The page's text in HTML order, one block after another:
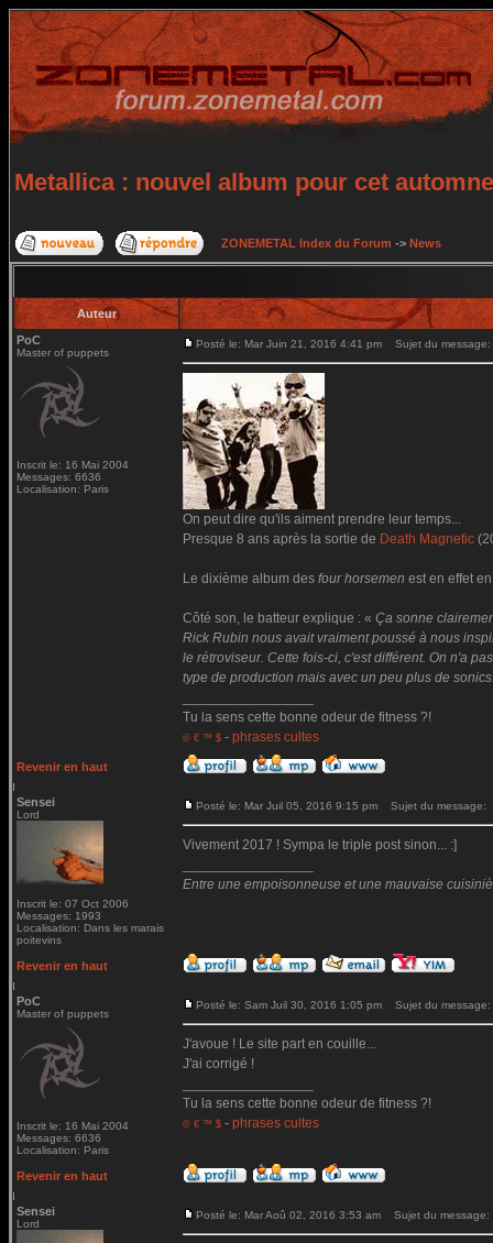
Metallica : nouvel album pour cet automne
ZONEMETAL Index du Forum -> News
Auteur
PoC
Master of puppets
Inscrit le: 16 Mai 2004
Messages: 6636
Localisation: Paris
Posté le: Mar Juin 21, 2016 4:41 pm Sujet du message:
On peut dire qu'ils aiment prendre leur temps...
Presque 8 ans après la sortie de Death Magnetic
Le dixième album des four horsemen est en effet
Côté son, le batteur explique : « Ça sonne
Rick Rubin nous avait vraiment poussé à nous
le rétroviseur. Cette fois-ci, c'est différent. On n'a
type de production mais avec un peu plus de
Tu la sens cette bonne odeur de fitness ?!
© € ™ $ - phrases cultes
Revenir en haut
Sensei
Lord
Inscrit le: 07 Oct 2006
Messages: 1993
Localisation: Dans les marais
poitevins
Posté le: Mar Juil 05, 2016 9:15 pm Sujet du message:
Vivement 2017 ! Sympa le triple post sinon... :]
Entre une empoisonneuse et une mauvaise
Revenir en haut
PoC
Master of puppets
Inscrit le: 16 Mai 2004
Messages: 6636
Localisation: Paris
Posté le: Sam Juil 30, 2016 1:05 pm Sujet du message:
J'avoue ! Le site part en couille...
J'ai corrigé !
Tu la sens cette bonne odeur de fitness ?!
© € ™ $ - phrases cultes
Revenir en haut
Sensei
Lord
Posté le: Mar Aoû 02, 2016 3:53 am Sujet du message: